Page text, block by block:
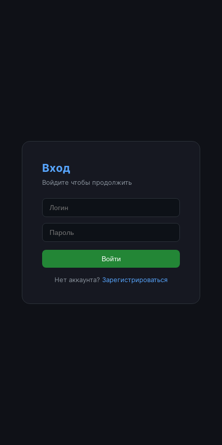
Вход
Войдите чтобы продолжить
Войти
Нет аккаунта? Зарегистрироваться